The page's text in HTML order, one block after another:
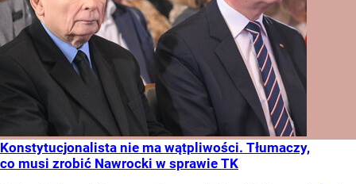
Konstytucjonalista nie ma wątpliwości. Tłumaczy,
co musi zrobić Nawrocki w sprawie TK